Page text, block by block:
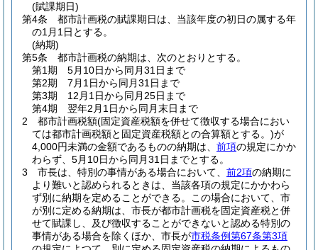
(賦課期日)
第4条
都市計画税の賦課期日は、当該年度の初日の属する年
の1月1日とする。
(納期)
第5条
都市計画税の納期は、次のとおりとする。
第1期 5月10日から同月31日まで
第2期 7月1日から同月31日まで
第3期 12月1日から同月25日まで
第4期 翌年2月1日から同月末日まで
2
都市計画税額(固定資産税額を併せて徴収する場合におい
ては都市計画税額と固定資産税額との合算額とする。)が
4,000円未満の金額であるものの納期は、 前項の規定にかか
わらず、5月10日から同月31日までとする。
3
市長は、特別の事情がある場合において、 前2項の納期に
より難いと認められるときは、当該各項の規定にかかわら
ず別に納期を定めることができる。
この場合において、市
が別に定める納期は、市長が都市計画税を固定資産税と併
せて賦課し、及び徴収することができないと認める特別の
事情がある場合を除くほか、市長が市税条例第67条第3項